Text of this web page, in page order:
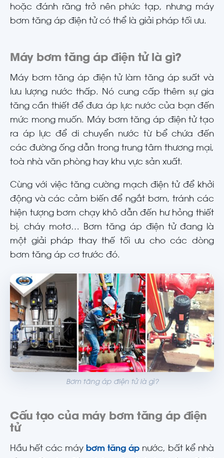
hoặc đánh răng trở nên phức tạp, nhưng máy
bơm tăng áp điện tử có thể là giải pháp tối ưu.
Máy bơm tăng áp điện tử là gì?
Máy bơm tăng áp điện tử làm tăng áp suất và
lưu lượng nước thấp. Nó cung cấp thêm sự gia
tăng cần thiết để đưa áp lực nước của bạn đến
mức mong muốn. Máy bơm tăng áp điện tử tạo
ra áp lực để di chuyển nước từ bể chứa đến
các đường ống dẫn trong trung tâm thương mại,
toà nhà văn phòng hay khu vực sản xuất.
Cùng với việc tăng cường mạch điện tử để khởi
động và các cảm biến để ngắt bơm, tránh các
hiện tượng bơm chạy khô dẫn đến hư hỏng thiết
bị, cháy motơ… Bơm tăng áp điện tử đang là
một giải pháp thay thế tối ưu cho các dòng
bơm tăng áp cơ trước đó.
Bơm tăng áp điện tử là gì?
Cấu tạo của máy bơm tăng áp điện
tử
Hầu hết các máy bơm tăng áp nước, bất kể nhà